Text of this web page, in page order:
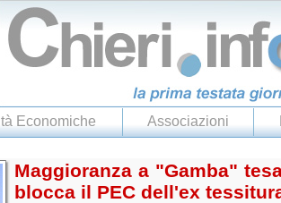
Economiche Associazioni
Maggioranza a "Gamba"
blocca il PEC dell'ex